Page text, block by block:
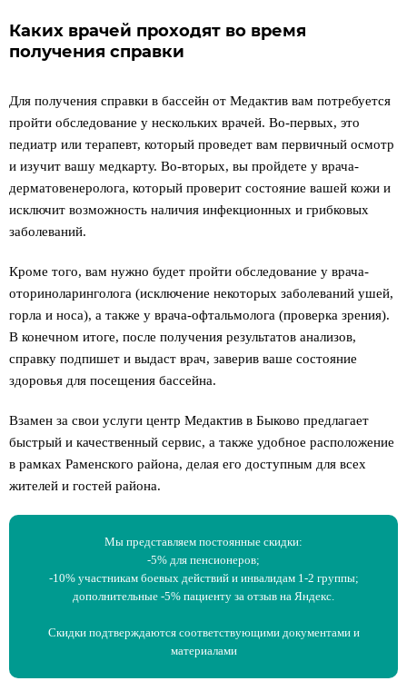
Мы представляем постоянные скидки:
-5% для пенсионеров;
-10% участникам боевых действий и инвалидам 1-2 группы;
дополнительные -5% пациенту за отзыв на Яндекс.
Скидки подтверждаются соответствующими документами и
материалами
Каких врачей проходят во время
получения справки
Для получения справки в бассейн от Медактив вам потребуется
пройти обследование у нескольких врачей. Во-первых, это
педиатр или терапевт, который проведет вам первичный осмотр
и изучит вашу медкарту. Во-вторых, вы пройдете у врача-
дерматовенеролога, который проверит состояние вашей кожи и
исключит возможность наличия инфекционных и грибковых
заболеваний.
Кроме того, вам нужно будет пройти обследование у врача-
оториноларинголога (исключение некоторых заболеваний ушей,
горла и носа), а также у врача-офтальмолога (проверка зрения).
В конечном итоге, после получения результатов анализов,
справку подпишет и выдаст врач, заверив ваше состояние
здоровья для посещения бассейна.
Взамен за свои услуги центр Медактив в Быково предлагает
быстрый и качественный сервис, а также удобное расположение
в рамках Раменского района, делая его доступным для всех
жителей и гостей района.